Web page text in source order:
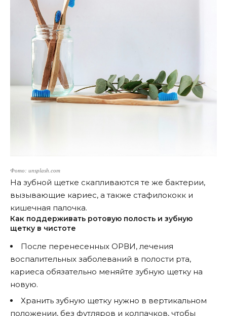
Фото: unsplash.com
На зубной щетке скапливаются те же бактерии,
вызывающие кариес, а также стафилококк и
кишечная палочка.
Как поддерживать ротовую полость и зубную
щетку в чистоте
После перенесенных ОРВИ, лечения
воспалительных заболеваний в полости рта,
кариеса обязательно меняйте зубную щетку на
новую.
Хранить зубную щетку нужно в вертикальном
положении, без футляров и колпачков, чтобы